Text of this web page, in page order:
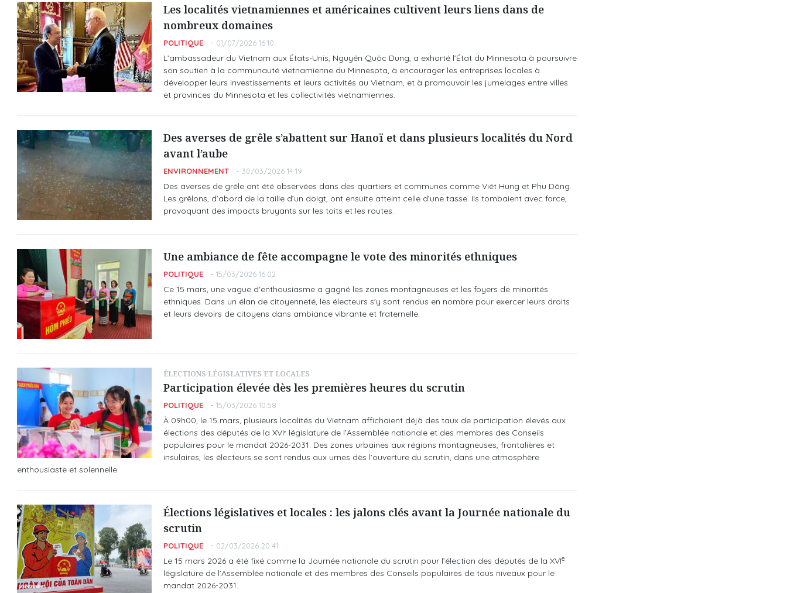
Les localités vietnamiennes et américaines cultivent leurs liens dans de
nombreux domaines
POLITIQUE 01/07/2026 16:10
L’ambassadeur du Vietnam aux États-Unis, Nguyên Quôc Dung, a exhorté l’État du Minnesota à poursuivre
son soutien à la communauté vietnamienne du Minnesota, à encourager les entreprises locales à
développer leurs investissements et leurs activités au Vietnam, et à promouvoir les jumelages entre villes
et provinces du Minnesota et les collectivités vietnamiennes.
Des averses de grêle s’abattent sur Hanoï et dans plusieurs localités du Nord
avant l’aube
ENVIRONNEMENT 30/03/2026 14:19
Des averses de grêle ont été observées dans des quartiers et communes comme Viêt Hung et Phu Dông.
Les grêlons, d’abord de la taille d’un doigt, ont ensuite atteint celle d’une tasse. Ils tombaient avec force,
provoquant des impacts bruyants sur les toits et les routes.
Une ambiance de fête accompagne le vote des minorités ethniques
POLITIQUE 15/03/2026 16:02
Ce 15 mars, une vague d'enthousiasme a gagné les zones montagneuses et les foyers de minorités
ethniques. Dans un élan de citoyenneté, les électeurs s'y sont rendus en nombre pour exercer leurs droits
et leurs devoirs de citoyens dans ambiance vibrante et fraternelle.
ÉLECTIONS LÉGISLATIVES ET LOCALES
Participation élevée dès les premières heures du scrutin
POLITIQUE 15/03/2026 10:58
À 09h00, le 15 mars, plusieurs localités du Vietnam affichaient déjà des taux de participation élevés aux
élections des députés de la XVIᵉ législature de l’Assemblée nationale et des membres des Conseils
populaires pour le mandat 2026‑2031. Des zones urbaines aux régions montagneuses, frontalières et
insulaires, les électeurs se sont rendus aux urnes dès l’ouverture du scrutin, dans une atmosphère
enthousiaste et solennelle.
Élections législatives et locales : les jalons clés avant la Journée nationale du
scrutin
POLITIQUE 02/03/2026 20:41
Le 15 mars 2026 a été fixé comme la Journée nationale du scrutin pour l’élection des députés de la XVIe
législature de l’Assemblée nationale et des membres des Conseils populaires de tous niveaux pour le
mandat 2026-2031.